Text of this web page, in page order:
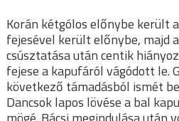
Korán kétgólos előnybe került
fejesével került előnybe, majd
csúsztatása után centik
fejese a kapufáról vágódott le.
következő támadásból ismét
Dancsok lapos lövése a bal